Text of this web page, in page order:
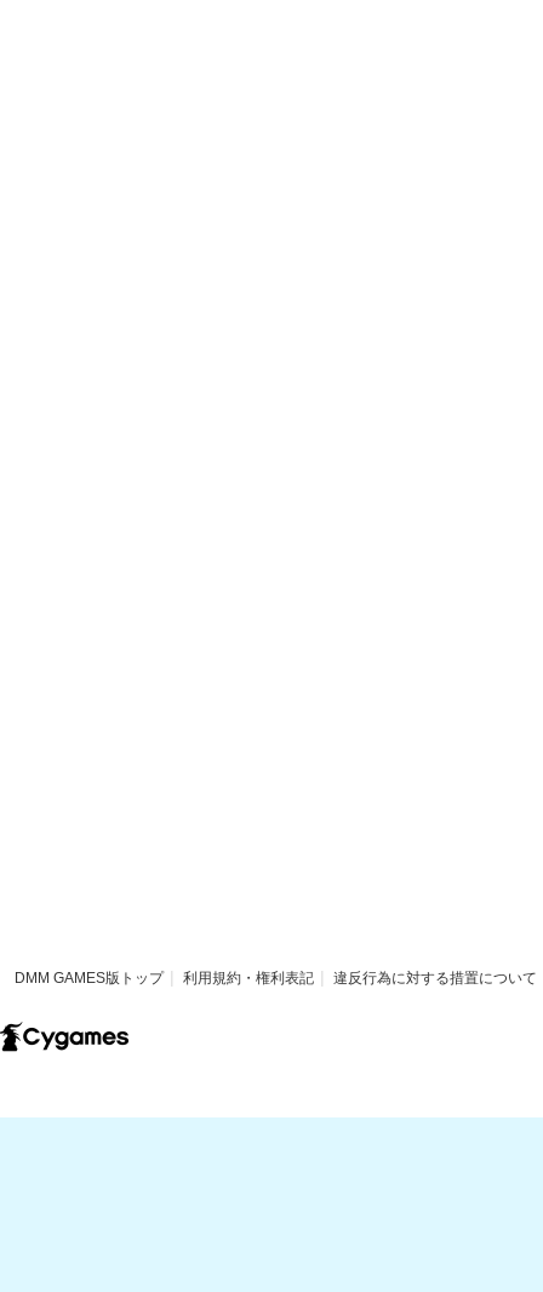
DMM GAMES版トップ 利用規約・権利表記 違反行為に対する措置について